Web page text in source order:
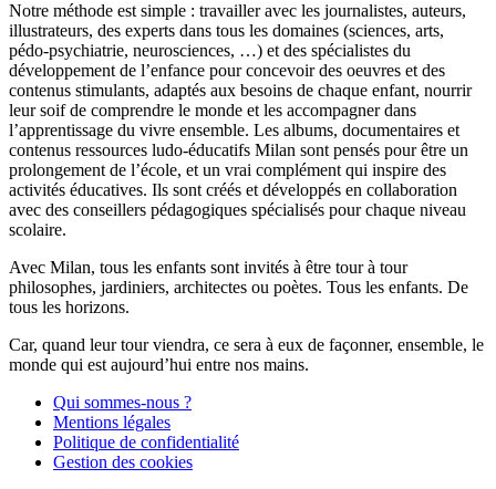
Notre méthode est simple : travailler avec les journalistes, auteurs,
illustrateurs, des experts dans tous les domaines (sciences, arts,
pédo-psychiatrie, neurosciences, …) et des spécialistes du
développement de l’enfance pour concevoir des oeuvres et des
contenus stimulants, adaptés aux besoins de chaque enfant, nourrir
leur soif de comprendre le monde et les accompagner dans
l’apprentissage du vivre ensemble. Les albums, documentaires et
contenus ressources ludo-éducatifs Milan sont pensés pour être un
prolongement de l’école, et un vrai complément qui inspire des
activités éducatives. Ils sont créés et développés en collaboration
avec des conseillers pédagogiques spécialisés pour chaque niveau
scolaire.
Avec Milan, tous les enfants sont invités à être tour à tour
philosophes, jardiniers, architectes ou poètes. Tous les enfants. De
tous les horizons.
Car, quand leur tour viendra, ce sera à eux de façonner, ensemble, le
monde qui est aujourd’hui entre nos mains.
Qui sommes-nous ?
Mentions légales
Politique de confidentialité
Gestion des cookies